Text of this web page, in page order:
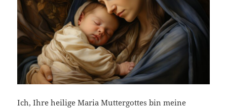
Ich, Ihre heilige Maria Muttergottes bin meine